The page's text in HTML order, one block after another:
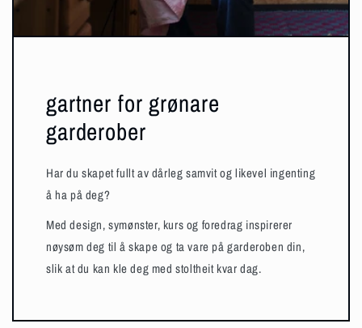
gartner for grønare
garderober
Har du skapet fullt av dårleg samvit og likevel ingenting
å ha på deg?
Med design, symønster, kurs og foredrag inspirerer
nøysøm deg til å skape og ta vare på garderoben din,
slik at du kan kle deg med stoltheit kvar dag.